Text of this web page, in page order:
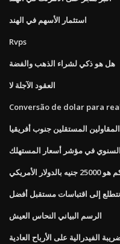
استثمار الأسهم في الهند
Rvps
هل هو ذكي لشراء الذهب والفضة
العقود الآجلة لا
Conversão de dolar para
المستقلين جنوب أفريقيا
السنوي في مؤشر أسعار المستهلك
جنيه بالدولار الأمريكي
نتطلع إلى اقتباسات مستقبل أفضل
الرسم البياني النحاس العيش
الفيدرالية على الأرباح العادية